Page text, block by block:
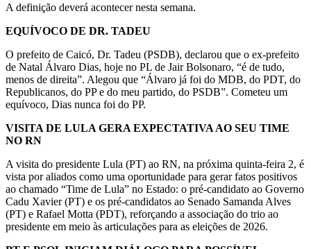
A definição deverá acontecer nesta semana.
EQUÍVOCO DE DR. TADEU
O prefeito de Caicó, Dr. Tadeu (PSDB), declarou que o ex-prefeito
de Natal Álvaro Dias, hoje no PL de Jair Bolsonaro, “é de tudo,
menos de direita”. Alegou que “Álvaro já foi do MDB, do PDT, do
Republicanos, do PP e do meu partido, do PSDB”. Cometeu um
equívoco, Dias nunca foi do PP.
VISITA DE LULA GERA EXPECTATIVA AO SEU TIME
NO RN
A visita do presidente Lula (PT) ao RN, na próxima quinta-feira 2, é
vista por aliados como uma oportunidade para gerar fatos positivos
ao chamado “Time de Lula” no Estado: o pré-candidato ao Governo
Cadu Xavier (PT) e os pré-candidatos ao Senado Samanda Alves
(PT) e Rafael Motta (PDT), reforçando a associação do trio ao
presidente em meio às articulações para as eleições de 2026.